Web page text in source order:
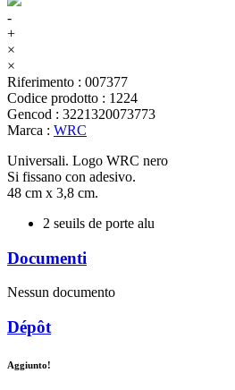
-
+
×
×
Riferimento : 007377
Codice prodotto : 1224
Gencod : 3221320073773
Marca : WRC
Universali. Logo WRC nero
Si fissano con adesivo.
48 cm x 3,8 cm.
2 seuils de porte alu
Documenti
Nessun documento
Dépôt
Aggiunto!